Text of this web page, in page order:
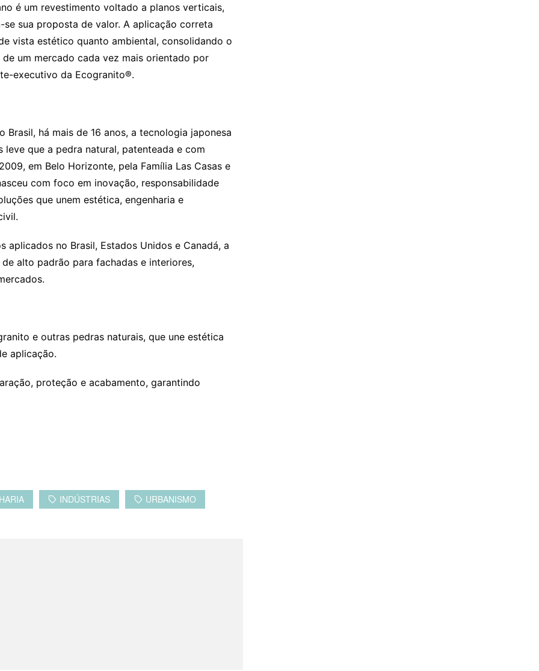
é um revestimento voltado a planos verticais,
sua proposta de valor. A aplicação correta
vista estético quanto ambiental, consolidando o
um mercado cada vez mais orientado por
executivo da Ecogranito®.
há mais de 16 anos, a tecnologia japonesa
que a pedra natural, patenteada e com
em Belo Horizonte, pela Família Las Casas e
com foco em inovação, responsabilidade
que unem estética, engenharia e
aplicados no Brasil, Estados Unidos e Canadá, a
alto padrão para fachadas e interiores,
e outras pedras naturais, que une estética
aplicação.
proteção e acabamento, garantindo
INDÚSTRIAS URBANISMO